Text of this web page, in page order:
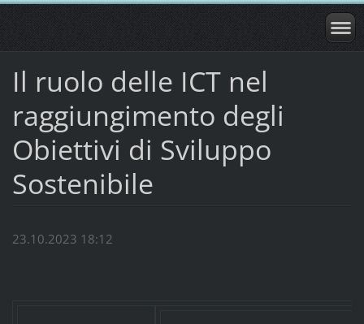
Il ruolo delle ICT nel
raggiungimento degli
Obiettivi di Sviluppo
Sostenibile
23.10.2023 18:12